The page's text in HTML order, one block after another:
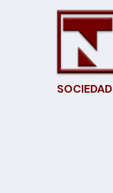
SOCIEDAD